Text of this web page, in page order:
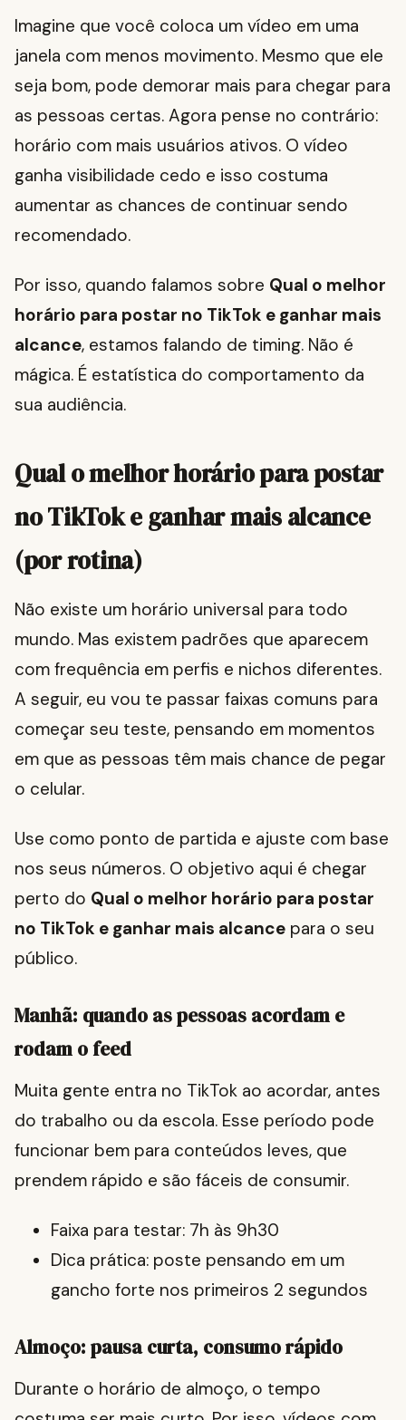
Imagine que você coloca um vídeo em uma
janela com menos movimento. Mesmo que ele
seja bom, pode demorar mais para chegar para
as pessoas certas. Agora pense no contrário:
horário com mais usuários ativos. O vídeo
ganha visibilidade cedo e isso costuma
aumentar as chances de continuar sendo
recomendado.
Por isso, quando falamos sobre Qual o melhor
horário para postar no TikTok e ganhar mais
alcance, estamos falando de timing. Não é
mágica. É estatística do comportamento da
sua audiência.
Qual o melhor horário para postar
no TikTok e ganhar mais alcance
(por rotina)
Não existe um horário universal para todo
mundo. Mas existem padrões que aparecem
com frequência em perfis e nichos diferentes.
A seguir, eu vou te passar faixas comuns para
começar seu teste, pensando em momentos
em que as pessoas têm mais chance de pegar
o celular.
Use como ponto de partida e ajuste com base
nos seus números. O objetivo aqui é chegar
perto do Qual o melhor horário para postar
no TikTok e ganhar mais alcance para o seu
público.
Manhã: quando as pessoas acordam e
rodam o feed
Muita gente entra no TikTok ao acordar, antes
do trabalho ou da escola. Esse período pode
funcionar bem para conteúdos leves, que
prendem rápido e são fáceis de consumir.
Faixa para testar: 7h às 9h30
Dica prática: poste pensando em um
gancho forte nos primeiros 2 segundos
Almoço: pausa curta, consumo rápido
Durante o horário de almoço, o tempo